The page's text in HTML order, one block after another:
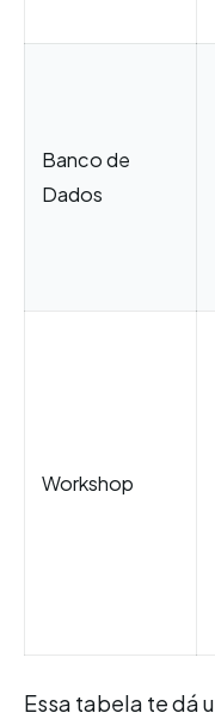
Banco de
Dados
Workshop
Essa tabela te dá